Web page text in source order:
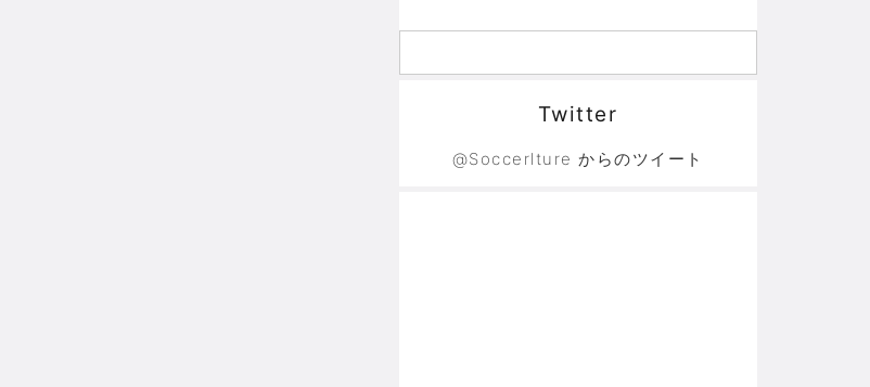
Twitter
@Soccerlture からのツイート